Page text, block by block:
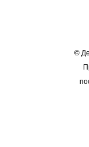
©